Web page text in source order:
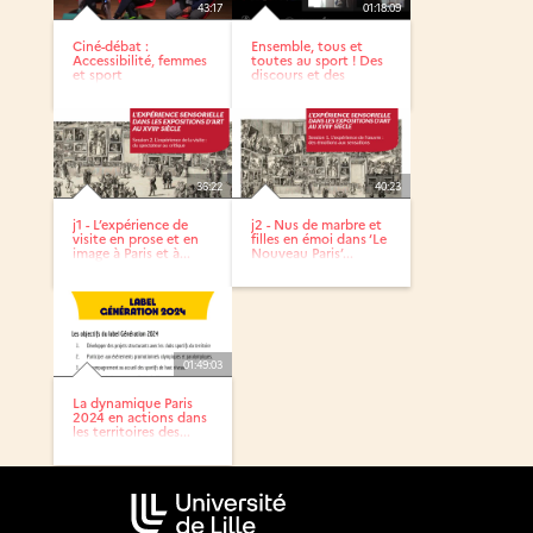
43:17
Ciné-débat :
Accessibilité, femmes
et sport
01:18:09
Ensemble, tous et
toutes au sport ! Des
discours et des
36:22
j1 - L’expérience de
visite en prose et en
image à Paris et à...
40:23
j2 - Nus de marbre et
filles en émoi dans ‘Le
Nouveau Paris’...
01:49:03
La dynamique Paris
2024 en actions dans
les territoires des...